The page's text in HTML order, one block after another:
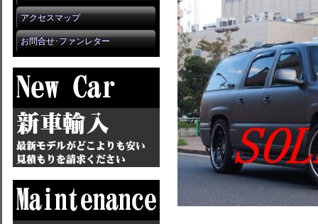
アクセスマップ
お問合せ･ファンレター